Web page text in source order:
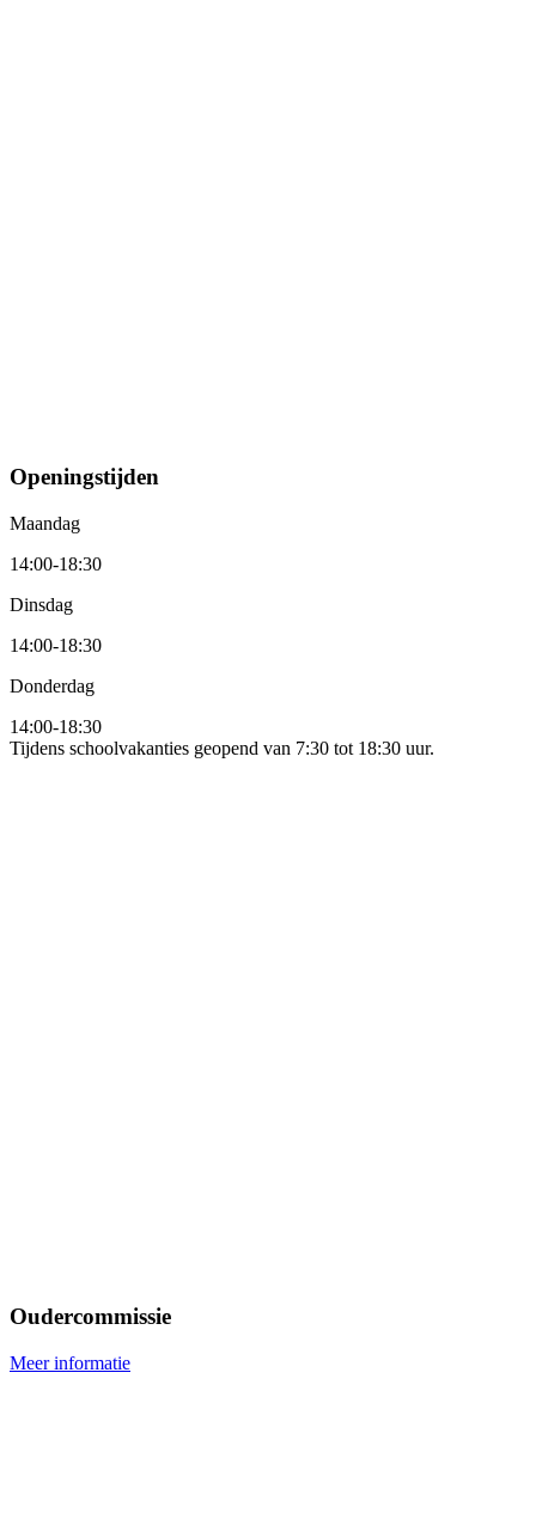
Openingstijden
Maandag
14:00-18:30
Dinsdag
14:00-18:30
Donderdag
14:00-18:30
Tijdens schoolvakanties geopend van 7:30 tot 18:30 uur.
Oudercommissie
Meer informatie